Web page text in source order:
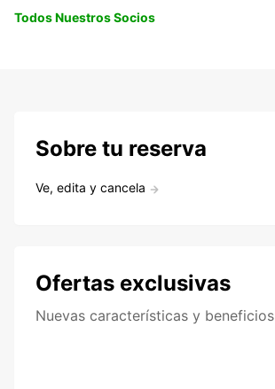
Todos Nuestros Socios
Sobre tu reserva
Ve, edita y cancela
Ofertas exclusivas
Nuevas características y beneficios